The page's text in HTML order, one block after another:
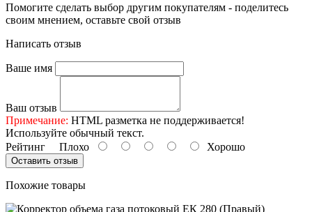
Помогите сделать выбор другим покупателям - поделитесь
своим мнением, оставьте свой отзыв
Написать отзыв
Ваше имя
Ваш отзыв
Примечание: HTML разметка не поддерживается!
Используйте обычный текст.
Рейтинг Плохо Хорошо
Оставить отзыв
Похожие товары